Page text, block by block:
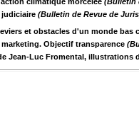
judiciaire (Bulletin de Revue de
et obstacles d'un monde bas
marketing. Objectif transparence
Jean-Luc Fromental, illustrations